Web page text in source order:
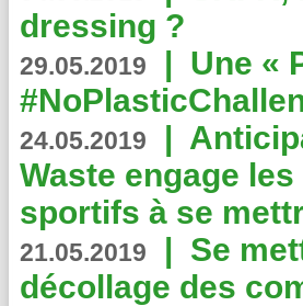
dressing ?
29.05.2019 | Une «
24.05.2019 |
Waste engage
sportifs à se
21.05.2019 | Se
décollage des